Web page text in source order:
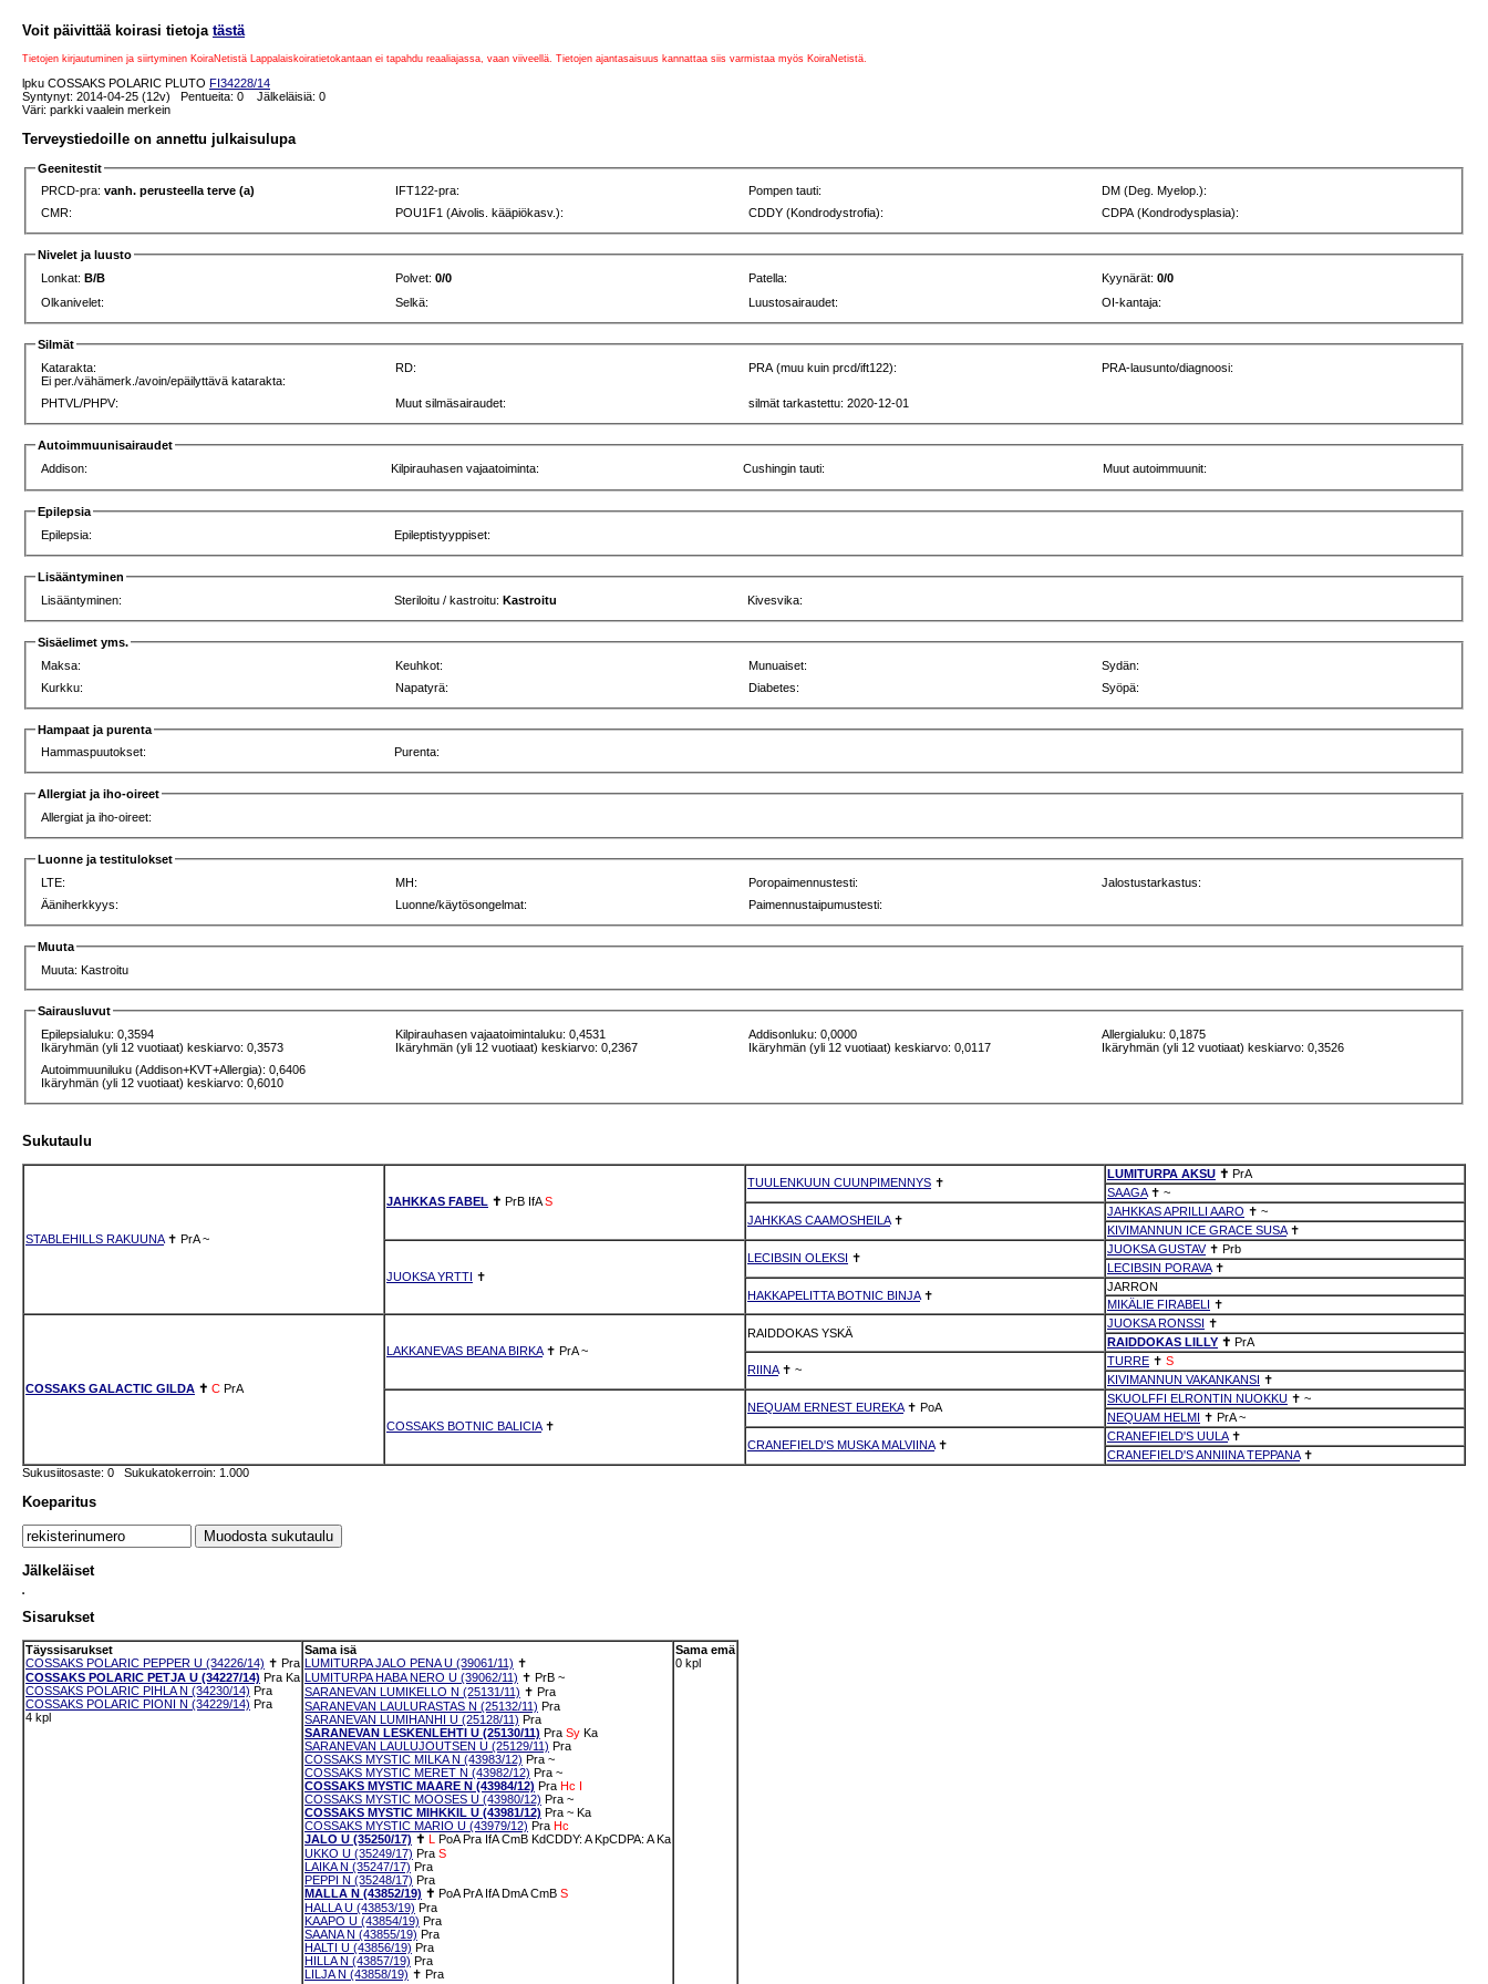
Voit päivittää koirasi tietoja tästä
Tietojen kirjautuminen ja siirtyminen KoiraNetistä Lappalaiskoiratietokantaan ei tapahdu reaaliajassa, vaan viiveellä. Tietojen ajantasaisuus kannattaa siis varmistaa myös KoiraNetistä.
lpku COSSAKS POLARIC PLUTO FI34228/14
Syntynyt: 2014-04-25 (12v) Pentueita: 0 Jälkeläisiä: 0
Väri: parkki vaalein merkein
Terveystiedoille on annettu julkaisulupa
Geenitestit
PRCD-pra:vanh. perusteella terve (a) IFT122-pra: Pompen tauti:
DM (Deg. Myelop.):
CMR:
POU1F1 (Aivolis. kääpiökasv.): CDDY (Kondrodystrofia): CDPA (Kondrodysplasia):
Nivelet ja luusto
Lonkat:B/B Polvet:0/0 Patella: Kyynärät:0/0
Olkanivelet:
Selkä: Luustosairaudet: OI-kantaja:
Silmät
Katarakta:
Ei per./vähämerk./avoin/epäilyttävä katarakta:
RD: PRA (muu kuin prcd/ift122): PRA-lausunto/diagnoosi:
PHTVL/PHPV: Muut silmäsairaudet: silmät tarkastettu: 2020-12-01
Autoimmuunisairaudet
Addison:
Kilpirauhasen vajaatoiminta: Cushingin tauti: Muut autoimmuunit:
Epilepsia
Epilepsia:
Epileptistyyppiset:
Lisääntyminen
Lisääntyminen:
Steriloitu / kastroitu:Kastroitu Kivesvika:
Sisäelimet yms.
Maksa:
Keuhkot: Munuaiset:
Sydän:
Kurkku:
Napatyrä: Diabetes: Syöpä:
Hampaat ja purenta
Hammaspuutokset:
Purenta:
Allergiat ja iho-oireet
Allergiat ja iho-oireet:
Luonne ja testitulokset
LTE:
MH: Poropaimennustesti:
Jalostustarkastus:
Ääniherkkyys:
Luonne/käytösongelmat: Paimennustaipumustesti:
Muuta
Muuta: Kastroitu
Sairausluvut
Epilepsialuku: 0,3594
Ikäryhmän (yli 12 vuotiaat) keskiarvo: 0,3573
Kilpirauhasen vajaatoimintaluku: 0,4531
Ikäryhmän (yli 12 vuotiaat) keskiarvo: 0,2367
Addisonluku: 0,0000
Ikäryhmän (yli 12 vuotiaat) keskiarvo: 0,0117
Allergialuku: 0,1875
Ikäryhmän (yli 12 vuotiaat) keskiarvo: 0,3526
Autoimmuuniluku (Addison+KVT+Allergia): 0,6406
Ikäryhmän (yli 12 vuotiaat) keskiarvo: 0,6010
Sukutaulu
STABLEHILLS RAKUUNA✝ PrA ~
JAHKKAS FABEL ✝ PrB IfA S
TUULENKUUN CUUNPIMENNYS ✝
LUMITURPA AKSU ✝ PrA
SAAGA✝ ~
JAHKKAS CAAMOSHEILA✝
JAHKKAS APRILLI AARO ✝ ~
KIVIMANNUN ICE GRACE SUSA✝
JUOKSA YRTTI ✝
LECIBSIN OLEKSI ✝
JUOKSA GUSTAV✝ Prb
LECIBSIN PORAVA✝
HAKKAPELITTA BOTNIC BINJA✝
JARRON
MIKÄLIE FIRABELI ✝
COSSAKS GALACTIC GILDA ✝ C PrA
LAKKANEVAS BEANA BIRKA✝ PrA ~
RAIDDOKAS YSKÄ
JUOKSA RONSSI ✝
RAIDDOKAS LILLY ✝ PrA
RIINA✝ ~
TURRE ✝ S
KIVIMANNUN VAKANKANSI ✝
COSSAKS BOTNIC BALICIA✝
NEQUAM ERNEST EUREKA✝ PoA
SKUOLFFI ELRONTIN NUOKKU ✝ ~
NEQUAM HELMI ✝ PrA ~
CRANEFIELD'S MUSKA MALVIINA✝
CRANEFIELD'S UULA✝
CRANEFIELD'S ANNIINA TEPPANA✝
Sukusiitosaste: 0 Sukukatokerroin: 1.000
Koeparitus
Jälkeläiset
Sisarukset
Täyssisarukset
COSSAKS POLARIC PEPPER U (34226/14) ✝ Pra
COSSAKS POLARIC PETJA U (34227/14) Pra Ka
COSSAKS POLARIC PIHLA N (34230/14) Pra
COSSAKS POLARIC PIONI N (34229/14) Pra
4 kpl
Sama isä
LUMITURPA JALO PENA U (39061/11) ✝
LUMITURPA HABA NERO U (39062/11) ✝ PrB ~
SARANEVAN LUMIKELLO N (25131/11) ✝ Pra
SARANEVAN LAULURASTAS N (25132/11) Pra
SARANEVAN LUMIHANHI U (25128/11) Pra
SARANEVAN LESKENLEHTI U (25130/11) Pra Sy Ka
SARANEVAN LAULUJOUTSEN U (25129/11) Pra
COSSAKS MYSTIC MILKA N (43983/12) Pra ~
COSSAKS MYSTIC MERET N (43982/12) Pra ~
COSSAKS MYSTIC MAARE N (43984/12) Pra Hc I
COSSAKS MYSTIC MOOSES U (43980/12) Pra ~
COSSAKS MYSTIC MIHKKIL U (43981/12) Pra ~ Ka
COSSAKS MYSTIC MARIO U (43979/12) Pra Hc
JALO U (35250/17) ✝ L PoA Pra IfA CmB KdCDDY: A KpCDPA: A Ka
UKKO U (35249/17) Pra S
LAIKA N (35247/17) Pra
PEPPI N (35248/17) Pra
MALLA N (43852/19) ✝ PoA PrA IfA DmA CmB S
HALLA U (43853/19) Pra
KAAPO U (43854/19) Pra
SAANA N (43855/19) Pra
HALTI U (43856/19) Pra
HILLA N (43857/19) Pra
LILJA N (43858/19) ✝ Pra
Sama emä
0 kpl